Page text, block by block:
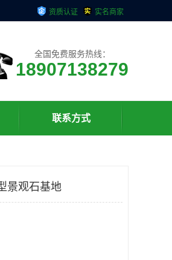
资质认证 实名商家
全国免费服务热线：
18907138279
联系方式
景观石基地